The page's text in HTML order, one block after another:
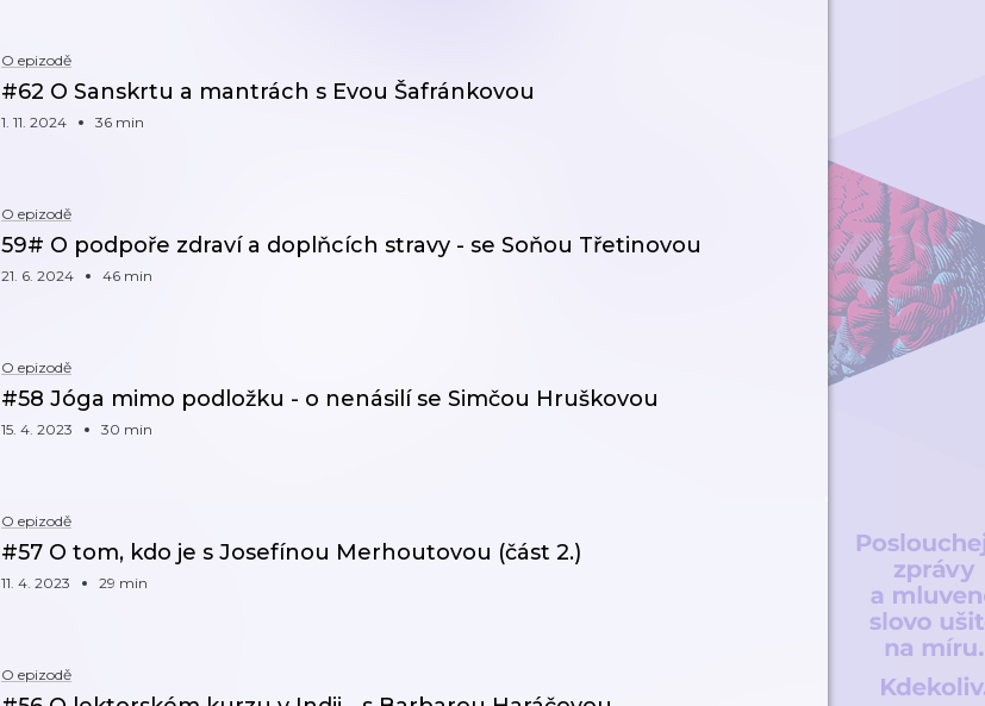
O epizodě
#62 O Sanskrtu a mantrách s Evou Šafránkovou
1. 11. 2024 36 min
O epizodě
59# O podpoře zdraví a doplňcích stravy - se Soňou Třetinovou
21. 6. 2024 46 min
O epizodě
#58 Jóga mimo podložku - o nenásilí se Simčou Hruškovou
15. 4. 2023 30 min
O epizodě
#57 O tom, kdo je s Josefínou Merhoutovou (část 2.)
11. 4. 2023 29 min
O epizodě